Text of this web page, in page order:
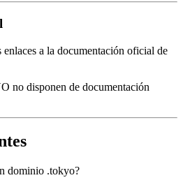
enlaces a la documentación oficial de
no disponen de documentación
dominio .tokyo?